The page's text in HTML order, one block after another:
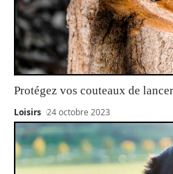
Protégez vos couteaux de
Loisirs 24 octobre 2023